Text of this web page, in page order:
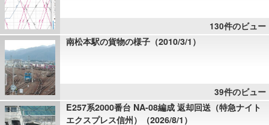
130件のビュー
南松本駅の貨物の様子（2010/3/1）
39件のビュー
E257系2000番台 NA-08編成 返却回送（特急ナイト
エクスプレス信州）（2026/8/1）